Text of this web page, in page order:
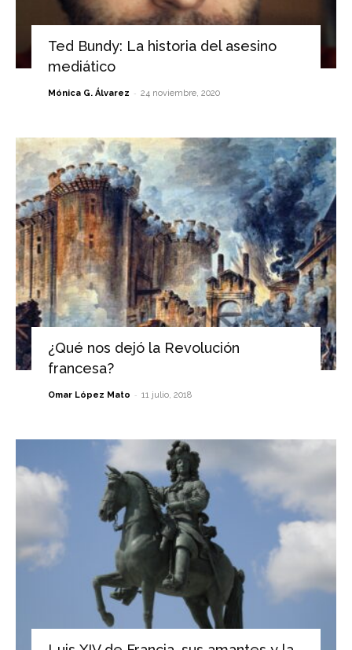
Ted Bundy: La historia del asesino
mediático
Mónica G. Álvarez - 24 noviembre, 2020
¿Qué nos dejó la Revolución
francesa?
Omar López Mato - 11 julio, 2018